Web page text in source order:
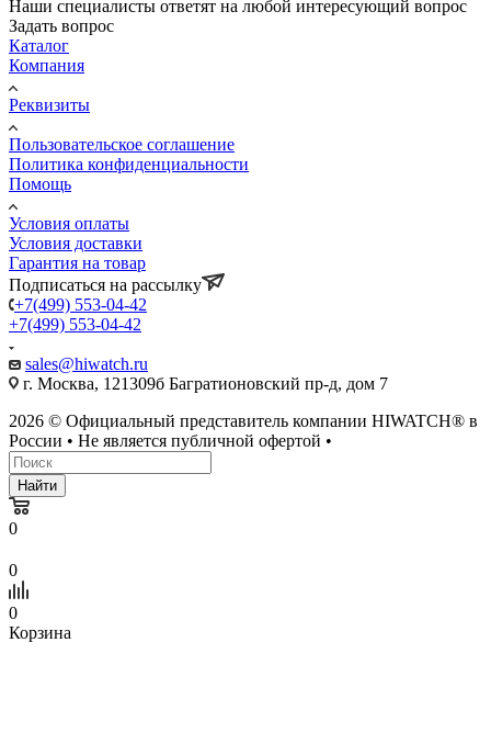
Наши специалисты ответят на любой интересующий вопрос
Задать вопрос
Каталог
Компания
Реквизиты
Пользовательское соглашение
Политика конфиденциальности
Помощь
Условия оплаты
Условия доставки
Гарантия на товар
Подписаться на рассылку
+7(499) 553-04-42
+7(499) 553-04-42
sales@hiwatch.ru
г. Москва, 121309б Багратионовский пр-д, дом 7
2026 © Официальный представитель компании HIWATCH® в
России • Не является публичной офертой •
Найти
0
0
0
Корзина